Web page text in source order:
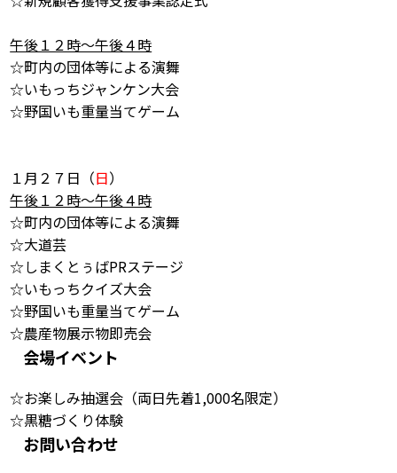
午後１２時～午後４時
☆町内の団体等による演舞
☆いもっちジャンケン大会
☆野国いも重量当てゲーム
１月２７日（日）
午後１２時～午後４時
☆町内の団体等による演舞
☆大道芸
☆しまくとぅばPRステージ
☆いもっちクイズ大会
☆野国いも重量当てゲーム
☆農産物展示物即売会
会場イベント
☆お楽しみ抽選会（両日先着1,000名限定）
☆黒糖づくり体験
お問い合わせ